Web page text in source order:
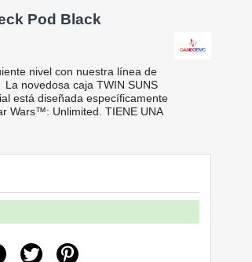
Pod Black
nivel con nuestra línea de
novedosa caja TWIN SUNS
está diseñada específicamente
Wars™: Unlimited. TIENE UNA